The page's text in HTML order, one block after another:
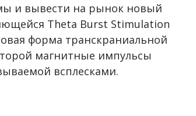
и вывести на рынок новый
Theta Burst Stimulation
форма транскраниальной
магнитные импульсы
всплесками.